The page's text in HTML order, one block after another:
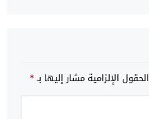
الحقول الإلزامية مشار إليها بـ*